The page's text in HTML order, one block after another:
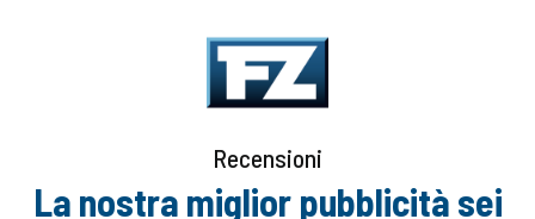
Recensioni
La nostra miglior pubblicità sei